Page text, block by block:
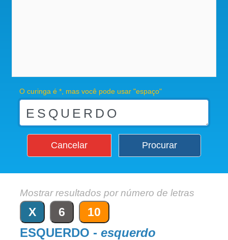
O curinga é *, mas você pode usar "espaço"
Cancelar Procurar
Mostrar resultados por número de letras
X 6 10
ESQUERDO - esquerdo